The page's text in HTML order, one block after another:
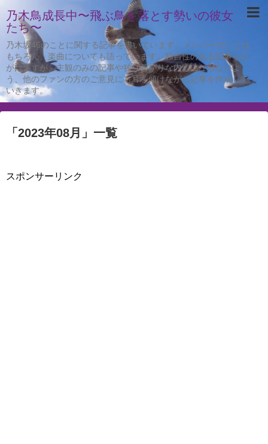
乃木鳥成長中〜飛ぶ鳥を落とす勢いの彼女
たち〜
乃木坂46のことに関する記事を書いています。メンバーのことは
もちろん、楽曲についても語っています。独自性のある記事を心
がけますが、主観のみの記事や独り善がりな内容にならないよ
う、他のファンの方のご意見にも耳を傾けながら記事を作成して
いきます。
「 2023年08月 」 一覧
スポンサーリンク